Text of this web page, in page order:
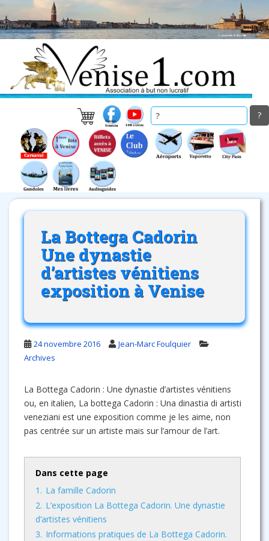
to
main
La Bottega Cadorin
Une dynastie
d’artistes vénitiens
exposition à Venise
24 novembre 2016
Jean-Marc Foulquier
Archives
La Bottega Cadorin : Une dynastie d’artistes vénitiens
ou, en italien, La bottega Cadorin : Una dinastia di artisti
veneziani est une exposition comme je les aime, non
pas centrée sur un artiste mais sur l’amour de l’art.
Dans cette page
1. La famille Cadorin
2. L’exposition La Bottega Cadorin. Une dynastie
d’artistes vénitiens
3. Informations pratiques de La Bottega Cadorin.